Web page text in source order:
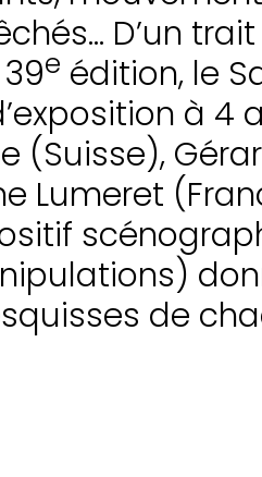
D’un
e édition, le
à
(Suisse),
Lumeret
de